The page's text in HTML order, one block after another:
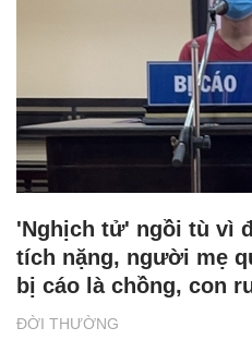
ĐỜI THƯỜNG
'Nghịch tử' ngồi tù vì
tích nặng, người mẹ
bị cáo là chồng, con